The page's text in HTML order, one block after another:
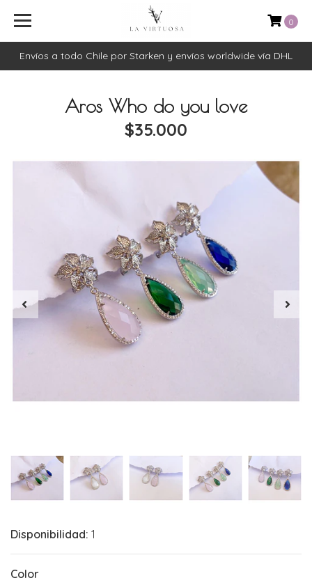
Envíos a todo Chile por Starken y envíos worldwide vía DHL
0
Aros Who do you love
$35.000
Disponibilidad: 1
Color